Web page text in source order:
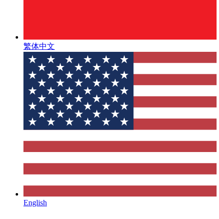
繁体中文
English